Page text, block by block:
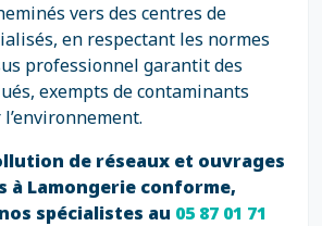
vers des centres de
en respectant les normes
professionnel garantit des
exempts de contaminants
de réseaux et ouvrages
à Lamongerie conforme,
spécialistes au 05 87 01 71